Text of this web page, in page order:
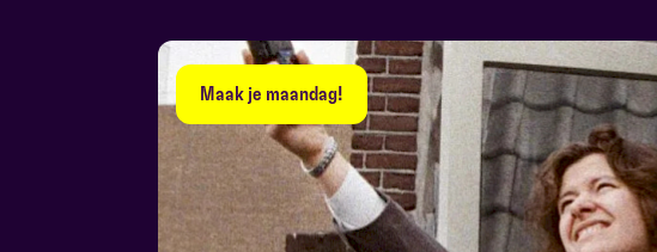
Maak je maandag!